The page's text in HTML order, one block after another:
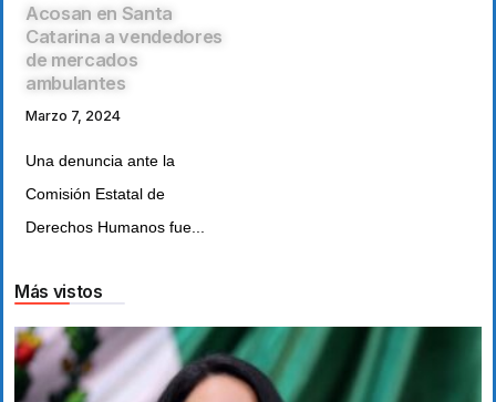
Acosan en Santa
Catarina a vendedores
de mercados
ambulantes
Marzo 7, 2024
Una denuncia ante la
Comisión Estatal de
Derechos Humanos fue...
Más vistos